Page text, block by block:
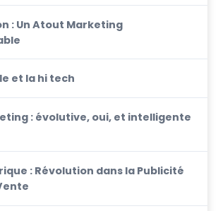
: Un Atout Marketing
et la hi tech
: évolutive, oui, et intelligente
: Révolution dans la Publicité